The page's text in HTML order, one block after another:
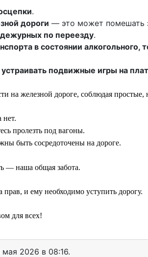
.
дороги — это может помешать
по переезду.
в состоянии алкогольного,
подвижные игры на
на железной дороге, соблюдая
нет.
пролезть под вагоны.
быть сосредоточены на дороге.
— наша общая забота.
и ему необходимо уступить дорогу.
для всех!
мая 2026 в 08:16.